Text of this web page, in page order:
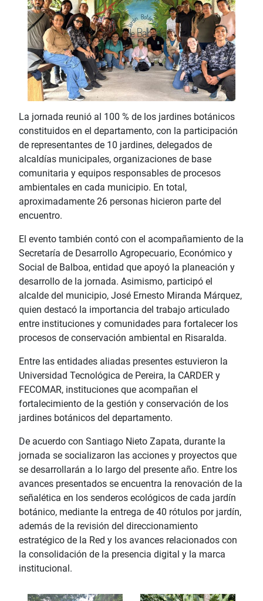
La jornada reunió al 100 % de los jardines botánicos
constituidos en el departamento, con la participación
de representantes de 10 jardines, delegados de
alcaldías municipales, organizaciones de base
comunitaria y equipos responsables de procesos
ambientales en cada municipio. En total,
aproximadamente 26 personas hicieron parte del
encuentro.
El evento también contó con el acompañamiento de la
Secretaría de Desarrollo Agropecuario, Económico y
Social de Balboa, entidad que apoyó la planeación y
desarrollo de la jornada. Asimismo, participó el
alcalde del municipio, José Ernesto Miranda Márquez,
quien destacó la importancia del trabajo articulado
entre instituciones y comunidades para fortalecer los
procesos de conservación ambiental en Risaralda.
Entre las entidades aliadas presentes estuvieron la
Universidad Tecnológica de Pereira, la CARDER y
FECOMAR, instituciones que acompañan el
fortalecimiento de la gestión y conservación de los
jardines botánicos del departamento.
De acuerdo con Santiago Nieto Zapata, durante la
jornada se socializaron las acciones y proyectos que
se desarrollarán a lo largo del presente año. Entre los
avances presentados se encuentra la renovación de la
señalética en los senderos ecológicos de cada jardín
botánico, mediante la entrega de 40 rótulos por jardín,
además de la revisión del direccionamiento
estratégico de la Red y los avances relacionados con
la consolidación de la presencia digital y la marca
institucional.